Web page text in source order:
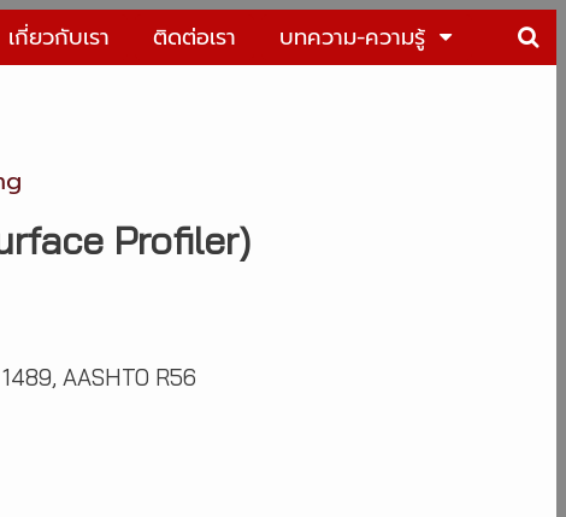
เกี่ยวกับเรา ติดต่อเรา บทความ-ความรู้
Profiler)
AASHTO R56